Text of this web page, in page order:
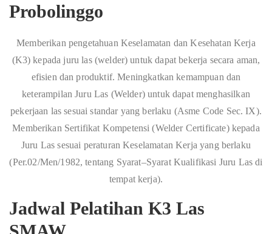
Probolinggo
Memberikan pengetahuan Keselamatan dan Kesehatan Kerja
(K3) kepada juru las (welder) untuk dapat bekerja secara aman,
efisien dan produktif. Meningkatkan kemampuan dan
keterampilan Juru Las (Welder) untuk dapat menghasilkan
pekerjaan las sesuai standar yang berlaku (Asme Code Sec. IX).
Memberikan Sertifikat Kompetensi (Welder Certificate) kepada
Juru Las sesuai peraturan Keselamatan Kerja yang berlaku
(Per.02/Men/1982, tentang Syarat–Syarat Kualifikasi Juru Las di
tempat kerja).
Jadwal Pelatihan K3 Las